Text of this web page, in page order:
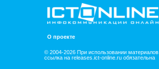
О проекте
© 2004-2026 При использовании материалов
ссылка на releases.ict-online.ru обязательна